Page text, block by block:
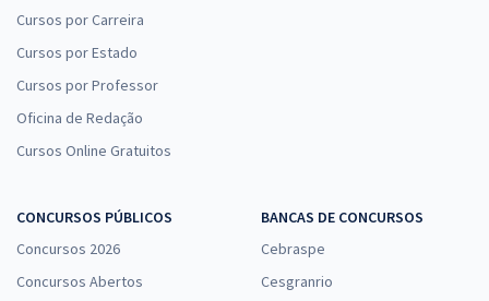
Cursos por Carreira
Cursos por Estado
Cursos por Professor
Oficina de Redação
Cursos Online Gratuitos
CONCURSOS PÚBLICOS
Concursos 2026
Concursos Abertos
BANCAS DE CONCURSOS
Cebraspe
Cesgranrio